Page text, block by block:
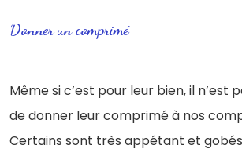
Donner un comprimé
Même si c’est pour leur bien, il n’est
de donner leur comprimé à nos
Certains sont très appétant et